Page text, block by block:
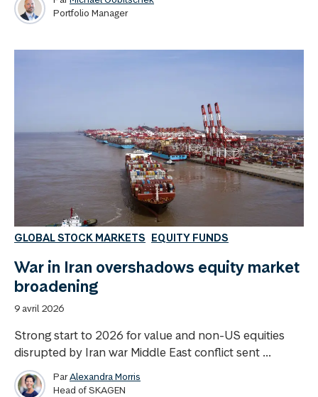
Portfolio Manager
GLOBAL STOCK MARKETS EQUITY FUNDS
War in Iran overshadows equity market
broadening
9 avril 2026
Strong start to 2026 for value and non-US equities
disrupted by Iran war Middle East conflict sent ...
ParAlexandra Morris
Head of SKAGEN